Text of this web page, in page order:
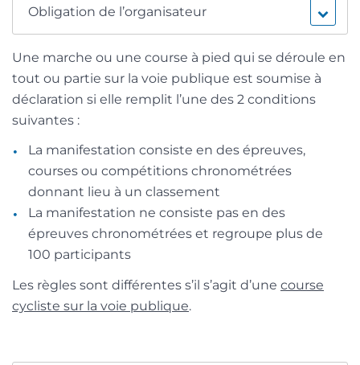
Obligation de l’organisateur
Une marche ou une course à pied qui se déroule en
tout ou partie sur la voie publique est soumise à
déclaration si elle remplit l’une des 2 conditions
suivantes :
La manifestation consiste en des épreuves,
courses ou compétitions chronométrées
donnant lieu à un classement
La manifestation ne consiste pas en des
épreuves chronométrées et regroupe plus de
100 participants
Les règles sont différentes s’il s’agit d’une course
cycliste sur la voie publique.